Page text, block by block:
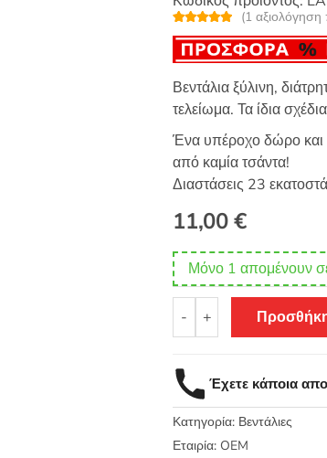
Βαθμολογή
θηκε με5.00
από 5 με
βάση
1
πελάτη
(1 αξιολόγηση
Βεντάλια ξύλινη,
τελείωμα. Τα ίδια
Ένα υπέροχο δώρο και
από καμία τσάντα!
Διαστάσεις 23 εκατοστά
11,00€
Μόνο 1 απομένουν
-
ξύλινη
λουλούδια
ζωγραφισμένα
στο
χέρι
+
Έχετε κάποια
Κατηγορία: Βεντάλιες
Εταιρία: OEM